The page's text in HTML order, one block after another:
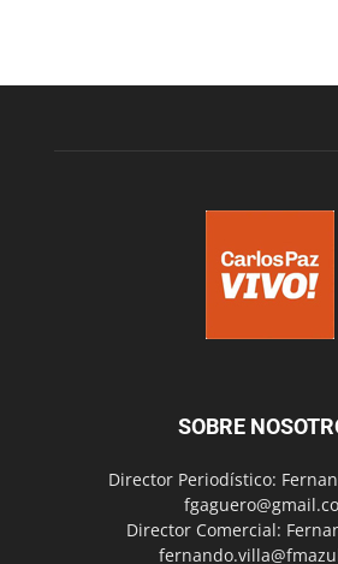
SOBRE
Director Periodístico:
Director Comercial: